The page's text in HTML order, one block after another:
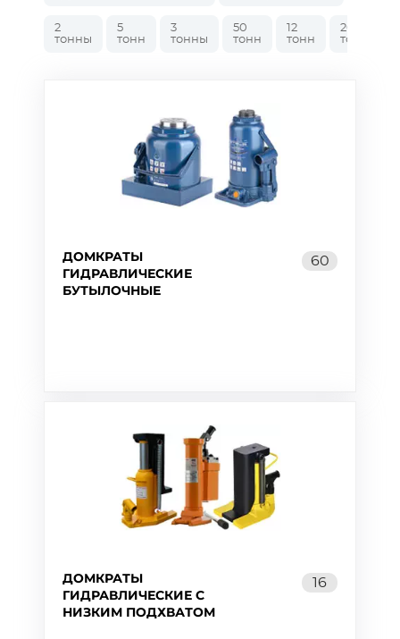
2
тонны
5
тонн
3
тонны
50
тонн
12
тонн
20
тонн
ДОМКРАТЫ
ГИДРАВЛИЧЕСКИЕ
БУТЫЛОЧНЫЕ
60
ДОМКРАТЫ
ГИДРАВЛИЧЕСКИЕ С
НИЗКИМ ПОДХВАТОМ
16